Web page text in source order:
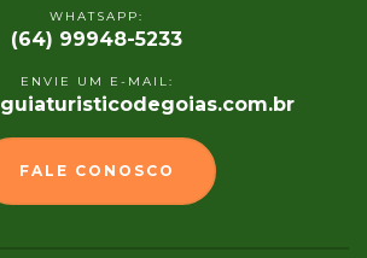
WHATSAPP:
(64) 99948-5233
ENVIE UM E-MAIL:
FALE CONOSCO